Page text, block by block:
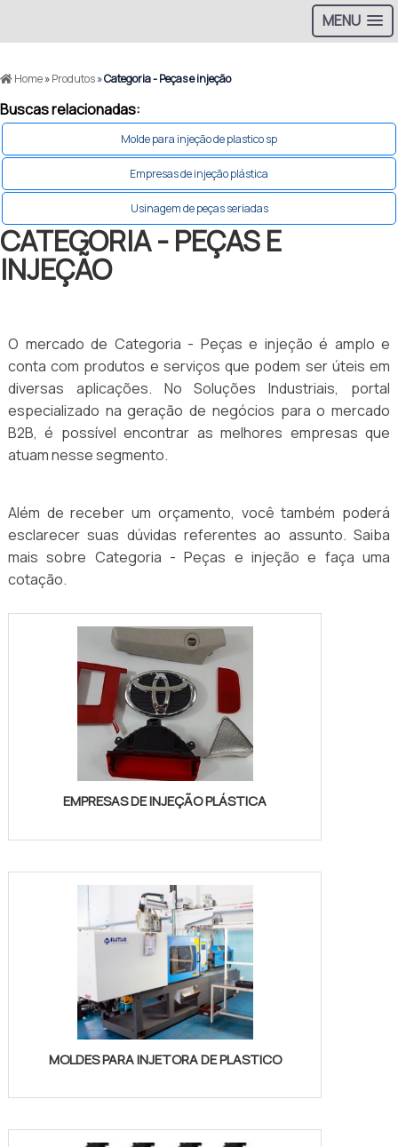
MENU
Home»Produtos»Categoria - Peças e injeção
Buscas relacionadas:
Molde para injeção de plastico sp
Empresas de injeção plástica
Usinagem de peças seriadas
CATEGORIA - PEÇAS E
INJEÇÃO
O mercado de Categoria - Peças e injeção é amplo e
conta com produtos e serviços que podem ser úteis em
diversas aplicações. No Soluções Industriais, portal
especializado na geração de negócios para o mercado
B2B, é possível encontrar as melhores empresas que
atuam nesse segmento.
Além de receber um orçamento, você também poderá
esclarecer suas dúvidas referentes ao assunto. Saiba
mais sobre Categoria - Peças e injeção e faça uma
cotação.
EMPRESAS DE INJEÇÃO PLÁSTICA
MOLDES PARA INJETORA DE PLASTICO